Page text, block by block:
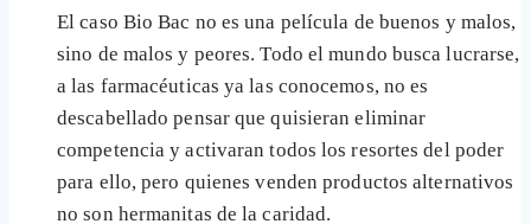
El caso Bio Bac no es una película de buenos y malos,
sino de malos y peores. Todo el mundo busca lucrarse,
a las farmacéuticas ya las conocemos, no es
descabellado pensar que quisieran eliminar
competencia y activaran todos los resortes del poder
para ello, pero quienes venden productos alternativos
no son hermanitas de la caridad.